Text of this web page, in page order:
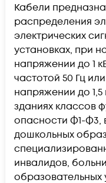
Кабели
распределения
электрических
установках, при
напряжении до 1
частотой 50 Гц
напряжении до
зданиях классов
опасности Ф1-Ф3,
дошкольных
инвалидов,
образовательных